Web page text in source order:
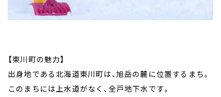
【東川町の魅力】
出身地である北海道東川町は、旭岳の麓に位置するまち。
このまちには上水道がなく、全戸地下水です。